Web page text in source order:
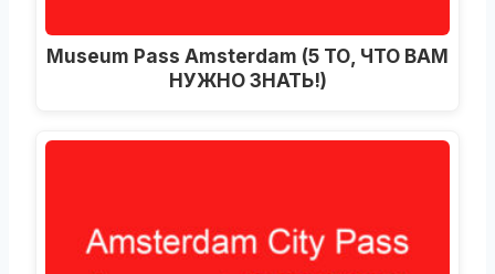
Museum Pass Amsterdam (5 ТО, ЧТО ВАМ
НУЖНО ЗНАТЬ!)